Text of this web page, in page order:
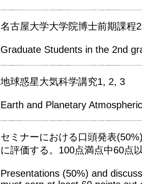
名古屋大学大学院博士前期課程
Graduate Students in the 2nd
地球惑星大気科学講究1, 2, 3
Earth and Planetary
セミナーにおける口頭発表
に評価する。100点満点中60点
Presentations (50%) and